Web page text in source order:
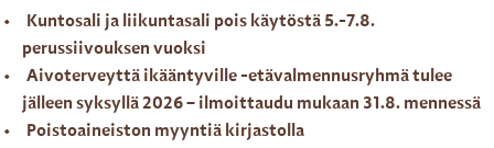
Kuntosali ja liikuntasali pois käytöstä 5.-7.8.
perussiivouksen vuoksi
Aivoterveyttä ikääntyville -etävalmennusryhmä tulee
jälleen syksyllä 2026 – ilmoittaudu mukaan 31.8. mennessä
Poistoaineiston myyntiä kirjastolla